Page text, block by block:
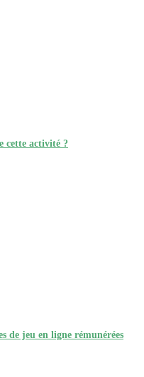
cette activité ?
de jeu en ligne rémunérées